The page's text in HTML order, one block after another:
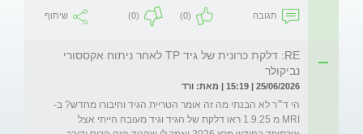
תגובה (0)
(0) שיתוף
RE: דלקת כרונית של גיד TP לאחר ניתוח אקססורי
נביקולר
25/06/2026 | 15:19 | מאת: ורד
הי ד״ר לא הבנתי מה זה אומר הטריית הגיד וחיבורו מחדש? ב-
MRI מ 1.9.25 ראו דלקת של הגיד וגיד מעובה הייתי אצל